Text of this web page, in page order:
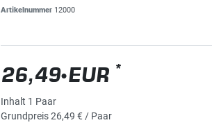
Artikelnummer 12000
26,49 EUR *
Inhalt 1 Paar
Grundpreis26,49 € / Paar